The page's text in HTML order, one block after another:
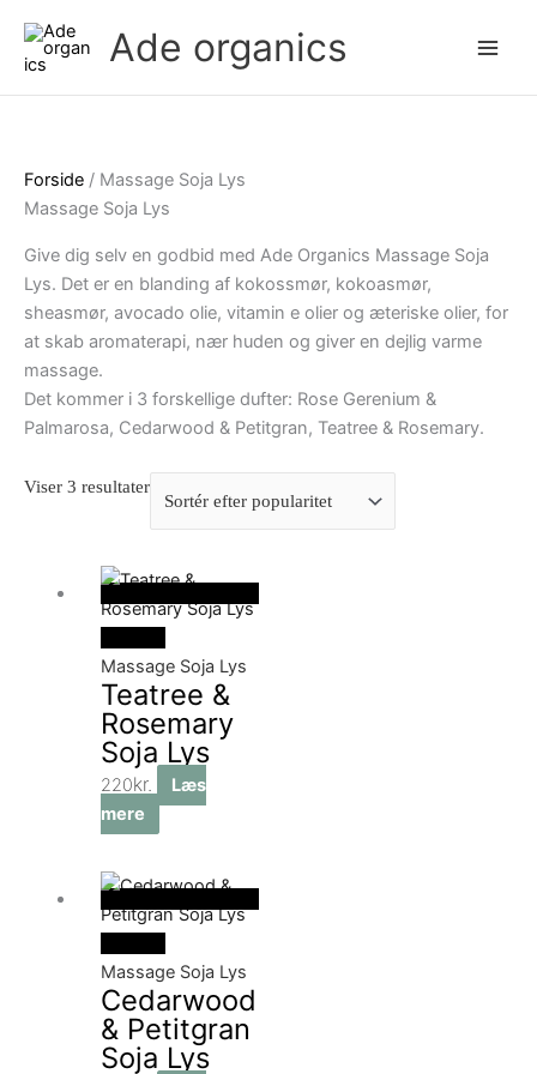
indholdet
Ade organics
Forside / Massage Soja Lys
Massage Soja Lys
Give dig selv en godbid med Ade Organics Massage Soja
Lys. Det er en blanding af kokossmør, kokoasmør,
sheasmør, avocado olie, vitamin e olier og æteriske olier, for
at skab aromaterapi, nær huden og giver en dejlig varme
massage.
Det kommer i 3 forskellige dufter: Rose Gerenium &
Palmarosa, Cedarwood & Petitgran, Teatree & Rosemary.
Viser 3 resultater
Sorteret
efter
Massage Soja Lys
Teatree &
Rosemary
Soja Lys
220kr.
Læs
mere
Massage Soja Lys
Cedarwood
& Petitgran
Soja Lys